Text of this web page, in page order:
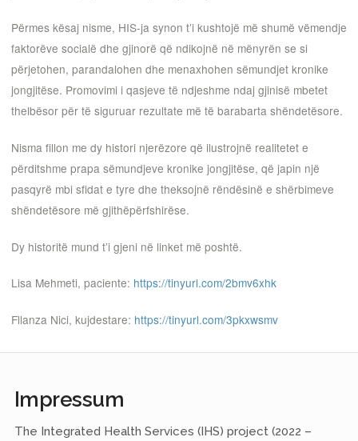
Përmes kësaj nisme, HIS-ja synon t’i kushtojë më shumë vëmendje
faktorëve socialë dhe gjinorë që ndikojnë në mënyrën se si
përjetohen, parandalohen dhe menaxhohen sëmundjet kronike
jongjitëse. Promovimi i qasjeve të ndjeshme ndaj gjinisë mbetet
thelbësor për të siguruar rezultate më të barabarta shëndetësore.
Nisma fillon me dy histori njerëzore që ilustrojnë realitetet e
përditshme prapa sëmundjeve kronike jongjitëse, që japin një
pasqyrë mbi sfidat e tyre dhe theksojnë rëndësinë e shërbimeve
shëndetësore më gjithëpërfshirëse.
Dy historitë mund t’i gjeni në linket më poshtë.
Lisa Mehmeti, paciente: https://tinyurl.com/2bmv6xhk
Fllanza Nici, kujdestare: https://tinyurl.com/3pkxwsmv
Impressum
The Integrated Health Services (IHS) project (2022 –